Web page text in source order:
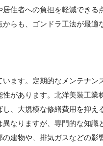
住者への負担を軽減できる
らも、ゴンドラ工法が最適
ます。定期的なメンテナン
があります。北洋美装工業
、大規模な修繕費用を抑え
なりますが、専門的な知識
建物や、排気ガスなどの影